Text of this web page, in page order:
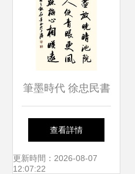
筆墨時代 徐忠民書
畫作品的文化創新
與先鋒實踐
查看詳情
更新時間：2026-08-07
12:07:22